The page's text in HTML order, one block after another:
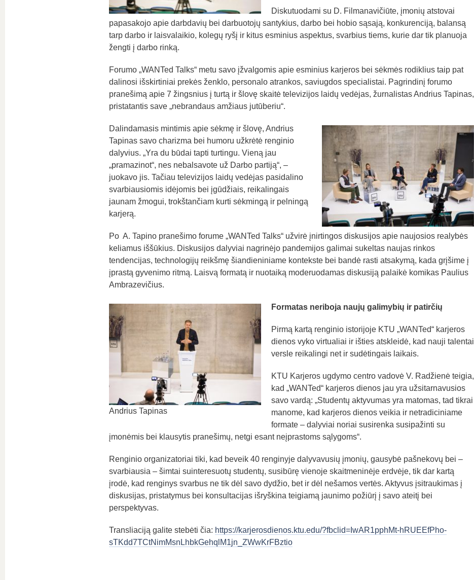
Diskutuodami su D. Filmanavičiūte, įmonių atstovai
papasakojo apie darbdavių bei darbuotojų santykius, darbo bei hobio sąsają, konkurenciją, balansą
tarp darbo ir laisvalaikio, kolegų ryšį ir kitus esminius aspektus, svarbius tiems, kurie dar tik planuoja
žengti į darbo rinką.
Forumo „WANTed Talks“ metu savo įžvalgomis apie esminius karjeros bei sėkmės rodiklius taip pat
dalinosi išskirtiniai prekės ženklo, personalo atrankos, saviugdos specialistai. Pagrindinį forumo
pranešimą apie 7 žingsnius į turtą ir šlovę skaitė televizijos laidų vedėjas, žurnalistas Andrius Tapinas,
pristatantis save „nebrandaus amžiaus jutūberiu“.
Dalindamasis mintimis apie sėkmę ir šlovę, Andrius
Tapinas savo charizma bei humoru užkrėtė renginio
dalyvius. „Yra du būdai tapti turtingu. Vieną jau
„pramazinot“, nes nebalsavote už Darbo partiją“, –
juokavo jis. Tačiau televizijos laidų vedėjas pasidalino
svarbiausiomis idėjomis bei įgūdžiais, reikalingais
jaunam žmogui, trokštančiam kurti sėkmingą ir pelningą
karjerą.
Po A. Tapino pranešimo forume „WANTed Talks“ užvirė įnirtingos diskusijos apie naujosios realybės
keliamus iššūkius. Diskusijos dalyviai nagrinėjo pandemijos galimai sukeltas naujas rinkos
tendencijas, technologijų reikšmę šiandieniniame kontekste bei bandė rasti atsakymą, kada grįšime į
įprastą gyvenimo ritmą. Laisvą formatą ir nuotaiką moderuodamas diskusiją palaikė komikas Paulius
Ambrazevičius.
Andrius Tapinas
Formatas neriboja naujų galimybių ir patirčių
Pirmą kartą renginio istorijoje KTU „WANTed“ karjeros
dienos vyko virtualiai ir išties atskleidė, kad nauji talentai
versle reikalingi net ir sudėtingais laikais.
KTU Karjeros ugdymo centro vadovė V. Radžienė teigia,
kad „WANTed“ karjeros dienos jau yra užsitarnavusios
savo vardą: „Studentų aktyvumas yra matomas, tad tikrai
manome, kad karjeros dienos veikia ir netradiciniame
formate – dalyviai noriai susirenka susipažinti su
įmonėmis bei klausytis pranešimų, netgi esant neįprastoms sąlygoms“.
Renginio organizatoriai tiki, kad beveik 40 renginyje dalyvavusių įmonių, gausybė pašnekovų bei –
svarbiausia – šimtai suinteresuotų studentų, susibūrę vienoje skaitmeninėje erdvėje, tik dar kartą
įrodė, kad renginys svarbus ne tik dėl savo dydžio, bet ir dėl nešamos vertės. Aktyvus įsitraukimas į
diskusijas, pristatymus bei konsultacijas išryškina teigiamą jaunimo požiūrį į savo ateitį bei
perspektyvas.
Transliaciją galite stebėti čia: https://karjerosdienos.ktu.edu/?fbclid=IwAR1pphMt-hRUEEfPho-
sTKdd7TCtNimMsnLhbkGehqlM1jn_ZWwKrFBztio